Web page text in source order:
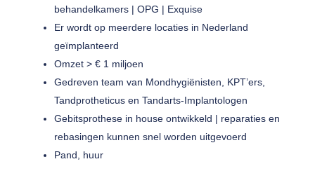
behandelkamers | OPG | Exquise
Er wordt op meerdere locaties in Nederland
geïmplanteerd
Omzet > € 1 miljoen
Gedreven team van Mondhygiënisten, KPT’ers,
Tandprotheticus en Tandarts-Implantologen
Gebitsprothese in house ontwikkeld | reparaties en
rebasingen kunnen snel worden uitgevoerd
Pand, huur